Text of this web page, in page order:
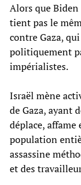
Alors que
tient pas le
contre Gaza,
politiquement
impérialistes.
Israël mène
de Gaza, ayant
déplace,
population
assassine
et des